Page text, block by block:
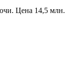
Цена 14,5 млн.